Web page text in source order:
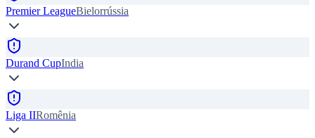
Premier LeagueBielorrússia
Durand CupIndia
Liga IIRomênia